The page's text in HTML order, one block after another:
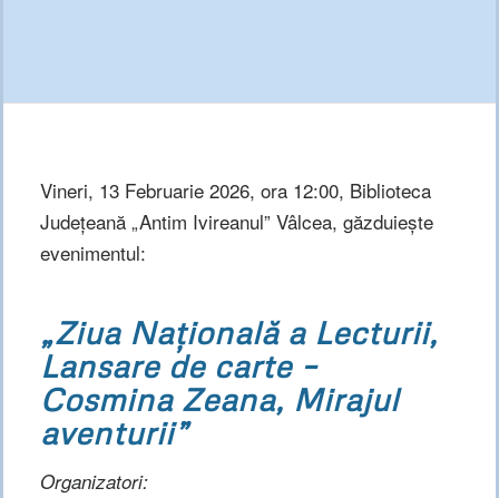
Vineri, 13 Februarie 2026, ora 12:00, Biblioteca
Județeană „Antim Ivireanul” Vâlcea, găzduiește
evenimentul:
„Ziua Națională a Lecturii,
Lansare de carte –
Cosmina Zeana, Mirajul
aventurii”
Organizatori: